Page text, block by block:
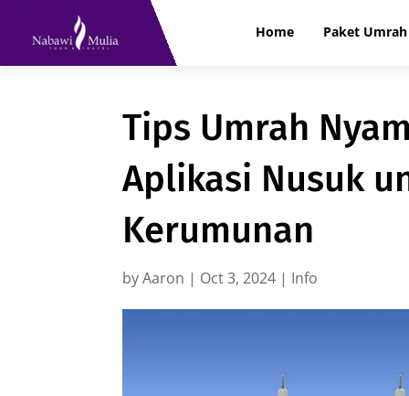
Home Paket Umrah
Tips Umrah
Aplikasi Nusuk
Kerumunan
byAaron | Oct 3, 2024 | Info